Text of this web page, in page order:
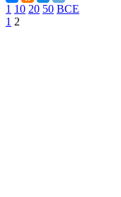
1 10 20 50 ВСЕ
1 2